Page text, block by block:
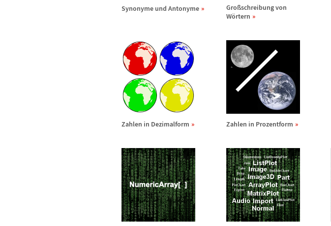
Synonyme und Antonyme Großschreibung von
Wörtern
Zahlen in Dezimalform Zahlen in Prozentform